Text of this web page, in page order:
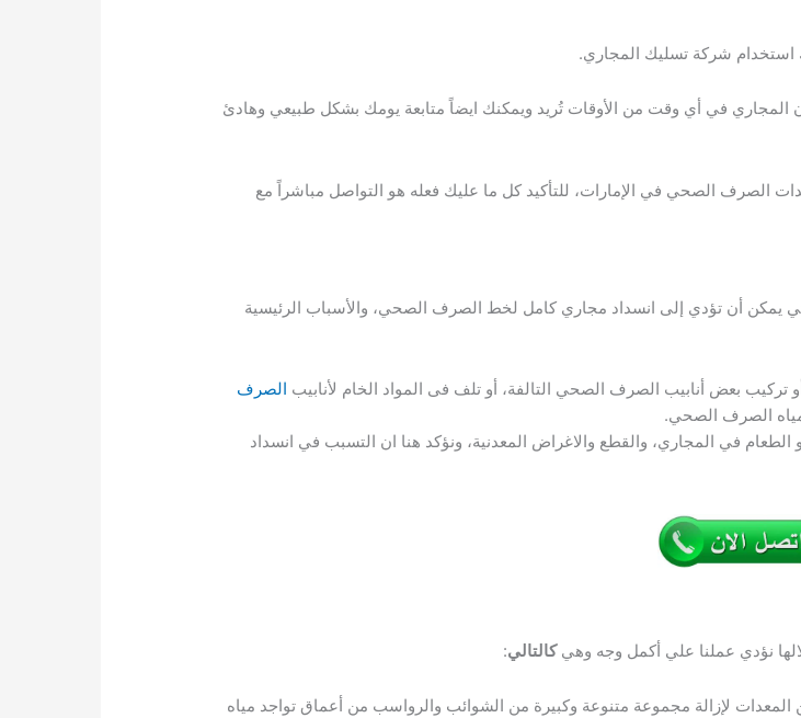
شركة تسليك المجاري.
المجاري في أي وقت من الأوقات تُريد ويمكنك ايضاً متابعة يومك بشكل طبيعي وهادئ
الصرف الصحي في الإمارات، للتأكيد كل ما عليك فعله هو التواصل مباشراً مع
يمكن أن تؤدي إلى انسداد مجاري كامل لخط الصرف الصحي، والأسباب الرئيسية
بعض أنابيب الصرف الصحي التالفة، أو تلف فى المواد الخام لأنابيب الصرف
الصرف الصحي.
الطعام في المجاري، والقطع والاغراض المعدنية، ونؤكد هنا ان التسبب في انسداد
نؤدي عملنا علي أكمل وجه وهيكالتالي:
لإزالة مجموعة متنوعة وكبيرة من الشوائب والرواسب من أعماق تواجد مياه